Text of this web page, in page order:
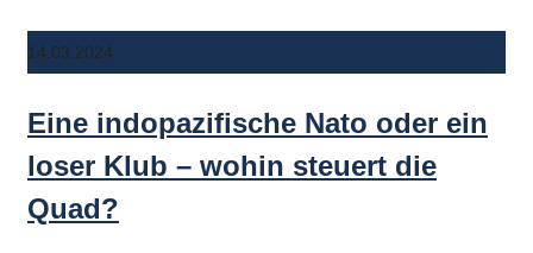
14.03.2024
Eine indopazifische Nato oder ein
loser Klub – wohin steuert die
Quad?